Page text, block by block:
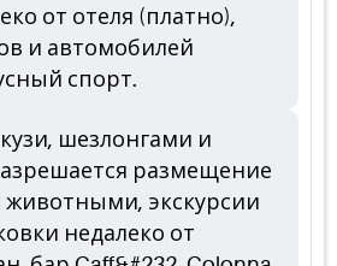
от отеля (платно),
и автомобилей
спорт.
шезлонгами и
размещение
экскурсии
недалеко от